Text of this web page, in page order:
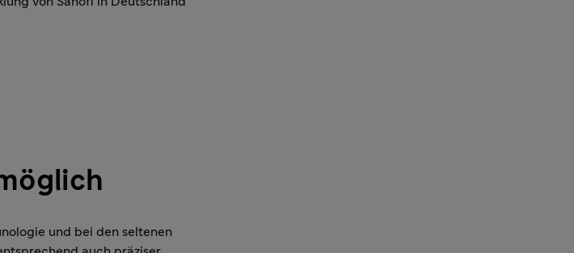
und bei den seltenen